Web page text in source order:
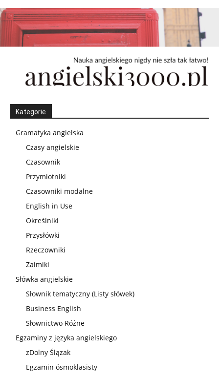
Kategorie
Gramatyka angielska
Czasy angielskie
Czasownik
Przymiotniki
Czasowniki modalne
English in Use
Określniki
Przysłówki
Rzeczowniki
Zaimiki
Słówka angielskie
Słownik tematyczny (Listy słówek)
Business English
Słownictwo Różne
Egzaminy z języka angielskiego
zDolny Ślązak
Egzamin ósmoklasisty